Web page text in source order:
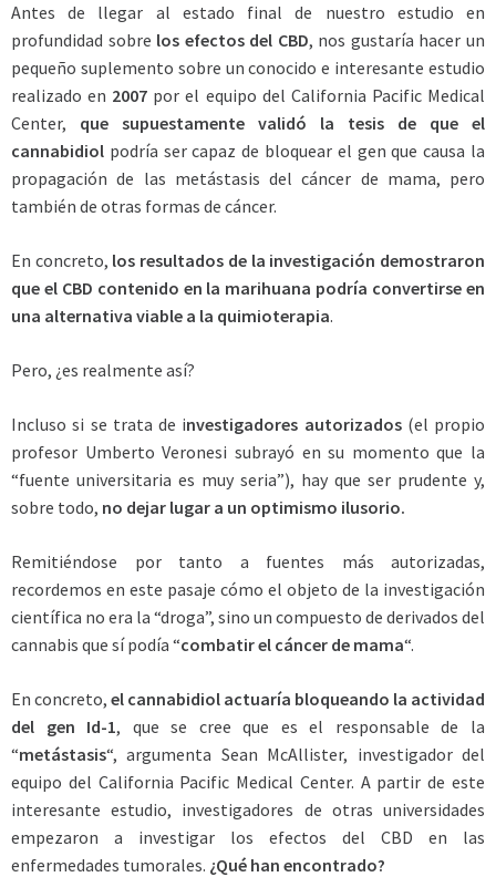
Antes de llegar al estado final de nuestro estudio en
profundidad sobre los efectos del CBD, nos gustaría hacer un
pequeño suplemento sobre un conocido e interesante estudio
realizado en 2007 por el equipo del California Pacific Medical
Center, que supuestamente validó la tesis de que el
cannabidiol podría ser capaz de bloquear el gen que causa la
propagación de las metástasis del cáncer de mama, pero
también de otras formas de cáncer.
En concreto, los resultados de la investigación demostraron
que el CBD contenido en la marihuana podría convertirse en
una alternativa viable a la quimioterapia.
Pero, ¿es realmente así?
Incluso si se trata de investigadores autorizados (el propio
profesor Umberto Veronesi subrayó en su momento que la
“fuente universitaria es muy seria”), hay que ser prudente y,
sobre todo, no dejar lugar a un optimismo ilusorio.
Remitiéndose por tanto a fuentes más autorizadas,
recordemos en este pasaje cómo el objeto de la investigación
científica no era la “droga”, sino un compuesto de derivados del
cannabis que sí podía “combatir el cáncer de mama“.
En concreto, el cannabidiol actuaría bloqueando la actividad
del gen Id-1, que se cree que es el responsable de la
“metástasis“, argumenta Sean McAllister, investigador del
equipo del California Pacific Medical Center. A partir de este
interesante estudio, investigadores de otras universidades
empezaron a investigar los efectos del CBD en las
enfermedades tumorales. ¿Qué han encontrado?